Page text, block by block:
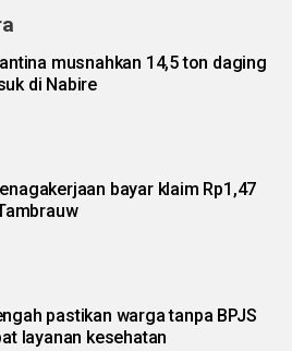
musnahkan 14,5 ton daging
di Nabire
bayar klaim Rp1,47
pastikan warga tanpa BPJS
layanan kesehatan